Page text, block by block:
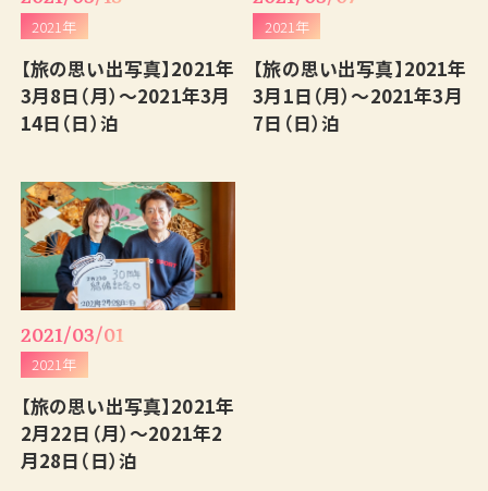
2021年
【旅の思い出写真】2021年
3月8日（月）～2021年3月
14日（日）泊
2021年
【旅の思い出写真】2021年
3月1日（月）～2021年3月
7日（日）泊
2021/03/01
2021年
【旅の思い出写真】2021年
2月22日（月）～2021年2
月28日（日）泊